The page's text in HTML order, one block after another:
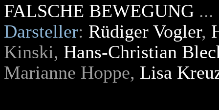
FALSCHE BEWEGUNG ...
Darsteller: Rüdiger Vogler,
Kinski, Hans-Christian
Marianne Hoppe, Lisa